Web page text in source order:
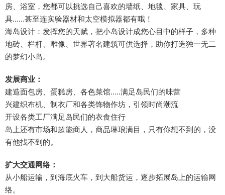
房、浴室，您都可以挑选自己喜欢的墙纸、地毯、家具、玩
具……甚至连实验器材和太空模拟器都有哦！
海岛设计：发挥您的天赋，把小岛设计成您心目中的样子，多种
地砖、栏杆、雕像、世界著名建筑可供选择，助你打造独一无二
的梦幻小岛。
发展商业：
建造面包房、蛋糕房、各色菜馆…..满足岛民们的味蕾
兴建织布机、制衣厂和各类饰物作坊，引领时尚潮流
开设各类工厂满足岛民们的衣食住行
岛上还有市场和超能商人，商品琳琅满目，只有你想不到的，没
有他找不到的。
扩大交通网络：
从小船运输，到海底火车，到大船货运，逐步拓展岛上的运输网
络。